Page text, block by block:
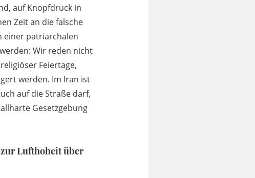
auf Knopfdruck in
Zeit an die falsche
einer patriarchalen
Wir reden nicht
Feiertage,
werden. Im Iran ist
auf die Straße darf,
Gesetzgebung
zur Lufthoheit über